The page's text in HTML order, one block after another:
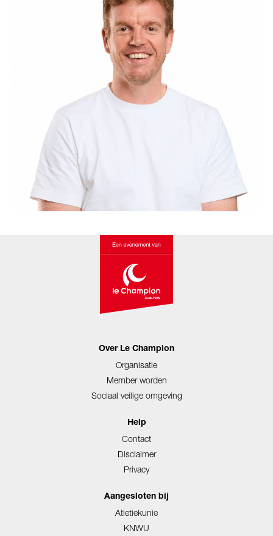
Over Le Champion
Organisatie
Member worden
Sociaal veilige omgeving
Help
Contact
Disclaimer
Privacy
Aangesloten bij
Atletiekunie
KNWU